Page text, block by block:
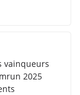
vainqueurs
2025